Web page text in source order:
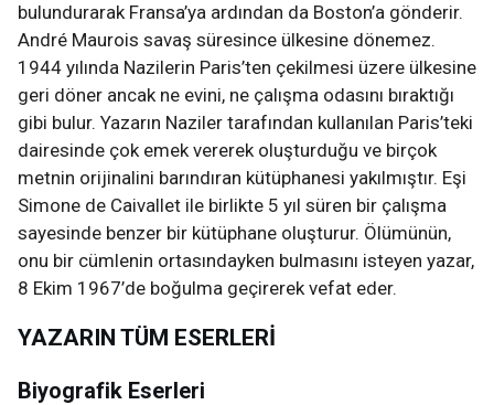
bulundurarak Fransa’ya ardından da Boston’a gönderir.
André Maurois savaş süresince ülkesine dönemez.
1944 yılında Nazilerin Paris’ten çekilmesi üzere ülkesine
geri döner ancak ne evini, ne çalışma odasını bıraktığı
gibi bulur. Yazarın Naziler tarafından kullanılan Paris’teki
dairesinde çok emek vererek oluşturduğu ve birçok
metnin orijinalini barındıran kütüphanesi yakılmıştır. Eşi
Simone de Caivallet ile birlikte 5 yıl süren bir çalışma
sayesinde benzer bir kütüphane oluşturur. Ölümünün,
onu bir cümlenin ortasındayken bulmasını isteyen yazar,
8 Ekim 1967’de boğulma geçirerek vefat eder.
YAZARIN TÜM ESERLERİ
Biyografik Eserleri